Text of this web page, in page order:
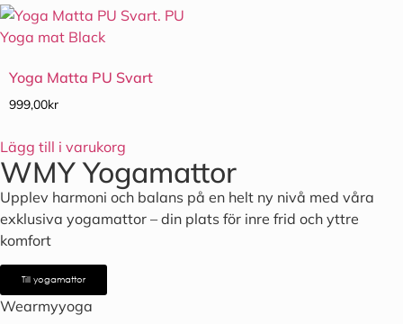
Yoga Matta PU Svart
999,00kr
Lägg till i varukorg
WMY Yogamattor
Upplev harmoni och balans på en helt ny nivå med våra
exklusiva yogamattor – din plats för inre frid och yttre
komfort
Till yogamattor
Wearmyyoga